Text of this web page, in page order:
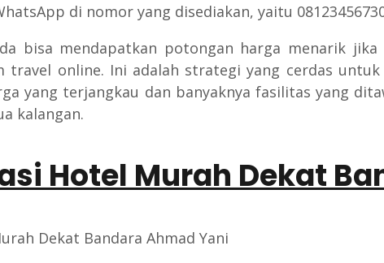
di nomor yang disediakan, yaitu
bisa mendapatkan potongan harga menarik
travel online. Ini adalah strategi yang cerdas
yang terjangkau dan banyaknya fasilitas yang
kalangan.
Hotel Murah Dekat